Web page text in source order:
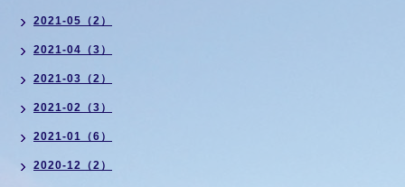
2021-05（2）
2021-04（3）
2021-03（2）
2021-02（3）
2021-01（6）
2020-12（2）